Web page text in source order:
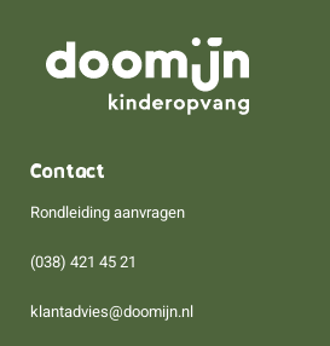
Contact
Rondleiding aanvragen
(038) 421 45 21
klantadvies@doomijn.nl